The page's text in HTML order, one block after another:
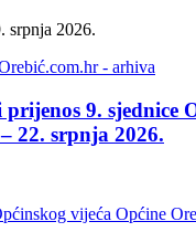
srpnja 2026.
9. sjednice
22. srpnja 2026.